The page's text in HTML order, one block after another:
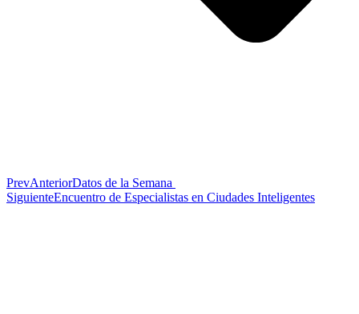
PrevAnteriorDatos de la Semana
SiguienteEncuentro de Especialistas en Ciudades Inteligentes